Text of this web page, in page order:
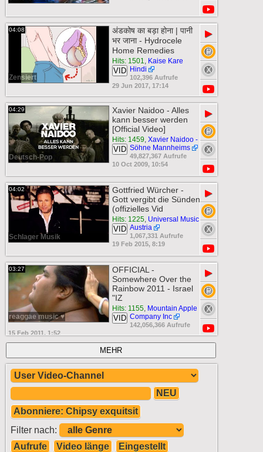
04:08
Zensiert
अंडकोष का बड़ा होना | पानी
भर जाना - Hydrocele
Home Remedies
Hits: 1501, Kaise Kare
Hindi
VID
102,396 Aufrufe
29 Jun 2017, 17:14
▶
04:29
Deutsch-Pop
Xavier Naidoo - Alles
kann besser werden
[Official Video]
Hits: 1459, Xavier Naidoo -
Söhne Mannheims
VID
49,827,367 Aufrufe
10 Oct 2009, 10:54
▶
04:02
Schlager Musik
Gottfried Würcher -
Gott vergibt die Sünden
(offizielles Vid
Hits: 1225, Universal Music
Austria
VID
1,067,331 Aufrufe
19 Feb 2015, 8:19
▶
03:27
reaggae music ♥
OFFICIAL -
Somewhere Over the
Rainbow 2011 - Israel
"IZ
Hits: 1155, Mountain Apple
Company Inc
VID
142,056,366 Aufrufe
15 Feb 2011, 1:52
▶
MEHR
NEU
Abonniere: Chipsy exquitsit
Filter nach:
Aufrufe
Video länge Eingestellt